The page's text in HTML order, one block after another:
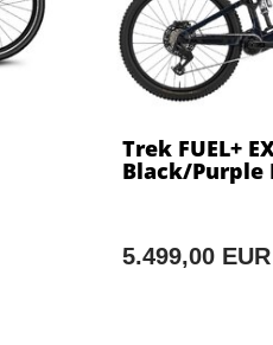
Trek FUEL+
Black/Purple
5.499,00 EUR